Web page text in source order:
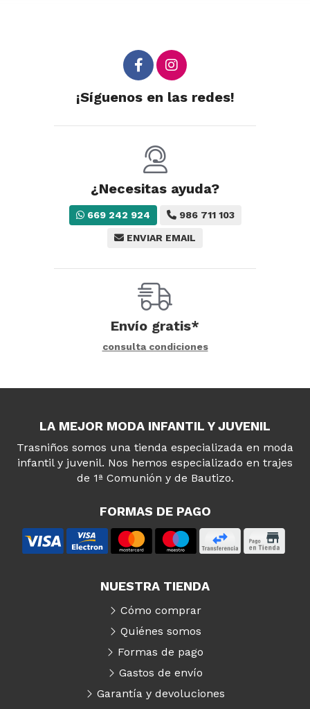
¡Síguenos en las redes!
¿Necesitas ayuda?
669 242 924 986 711 103
ENVIAR EMAIL
Envío gratis*
consulta condiciones
LA MEJOR MODA INFANTIL Y JUVENIL
Trasniños somos una tienda especializada en moda
infantil y juvenil. Nos hemos especializado en trajes
de 1ª Comunión y de Bautizo.
FORMAS DE PAGO
NUESTRA TIENDA
Cómo comprar
Quiénes somos
Formas de pago
Gastos de envío
Garantía y devoluciones